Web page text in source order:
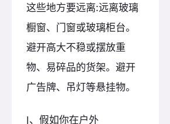
这些地方要远离:远离玻璃
橱窗、门窗或玻璃柜台。
避开高大不稳或摆放重
物、易碎品的货架。避开
广告牌、吊灯等悬挂物。
J、假如你在户外